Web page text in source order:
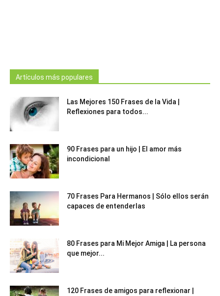
Artículos más populares
Las Mejores 150 Frases de la Vida |
Reflexiones para todos...
90 Frases para un hijo | El amor más
incondicional
70 Frases Para Hermanos | Sólo ellos serán
capaces de entenderlas
80 Frases para Mi Mejor Amiga | La persona
que mejor...
120 Frases de amigos para reflexionar |